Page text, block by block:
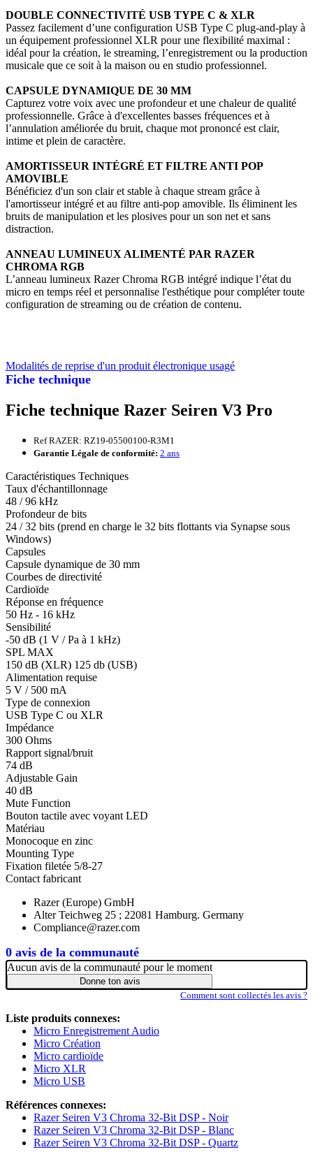
Fiche technique
0 avis de la communauté
DOUBLE CONNECTIVITÉ USB TYPE C & XLR
Passez facilement d’une configuration USB Type C plug-and-play à
un équipement professionnel XLR pour une flexibilité maximal :
idéal pour la création, le streaming, l’enregistrement ou la production
musicale que ce soit à la maison ou en studio professionnel.
CAPSULE DYNAMIQUE DE 30 MM
Capturez votre voix avec une profondeur et une chaleur de qualité
professionnelle. Grâce à d'excellentes basses fréquences et à
l’annulation améliorée du bruit, chaque mot prononcé est clair,
intime et plein de caractère.
AMORTISSEUR INTÉGRÉ ET FILTRE ANTI POP
AMOVIBLE
Bénéficiez d'un son clair et stable à chaque stream grâce à
l'amortisseur intégré et au filtre anti-pop amovible. Ils éliminent les
bruits de manipulation et les plosives pour un son net et sans
distraction.
ANNEAU LUMINEUX ALIMENTÉ PAR RAZER
CHROMA RGB
L’anneau lumineux Razer Chroma RGB intégré indique l’état du
micro en temps réel et personnalise l'esthétique pour compléter toute
configuration de streaming ou de création de contenu.
Modalités de reprise d'un produit électronique usagé
Fiche technique Razer Seiren V3 Pro
Ref RAZER: RZ19-05500100-R3M1
Garantie Légale de conformité: 2 ans
Caractéristiques Techniques
Taux d'échantillonnage
48 / 96 kHz
Profondeur de bits
24 / 32 bits (prend en charge le 32 bits flottants via Synapse sous
Windows)
Capsules
Capsule dynamique de 30 mm
Courbes de directivité
Cardioïde
Réponse en fréquence
50 Hz - 16 kHz
Sensibilité
-50 dB (1 V / Pa à 1 kHz)
SPL MAX
150 dB (XLR) 125 db (USB)
Alimentation requise
5 V / 500 mA
Type de connexion
USB Type C ou XLR
Impédance
300 Ohms
Rapport signal/bruit
74 dB
Adjustable Gain
40 dB
Mute Function
Bouton tactile avec voyant LED
Matériau
Monocoque en zinc
Mounting Type
Fixation filetée 5/8-27
Contact fabricant
Razer (Europe) GmbH
Alter Teichweg 25 ; 22081 Hamburg. Germany
Compliance@razer.com
Aucun avis de la communauté pour le moment
Donne ton avis
Comment sont collectés les avis ?
Liste produits connexes:
Micro Enregistrement Audio
Micro Création
Micro cardioïde
Micro XLR
Micro USB
Références connexes:
Razer Seiren V3 Chroma 32-Bit DSP - Noir
Razer Seiren V3 Chroma 32-Bit DSP - Blanc
Razer Seiren V3 Chroma 32-Bit DSP - Quartz